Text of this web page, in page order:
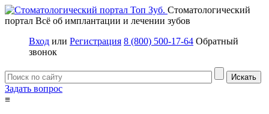
Стоматологический
портал Всё об имплантации и лечении зубов
Вход или Регистрация 8 (800) 500-17-64 Обратный
звонок
Задать вопрос
≡